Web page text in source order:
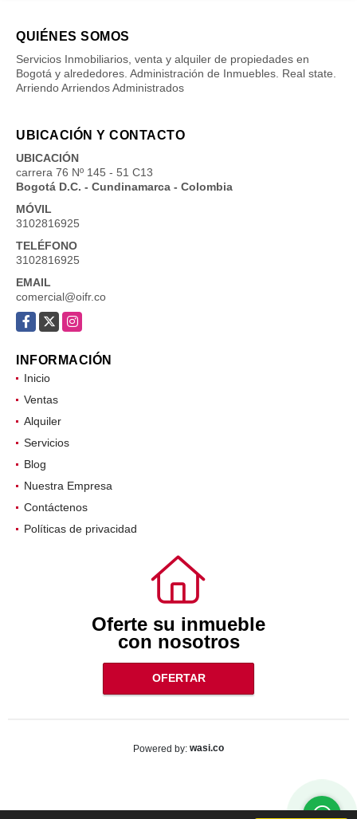
QUIÉNES SOMOS
Servicios Inmobiliarios, venta y alquiler de propiedades en
Bogotá y alrededores. Administración de Inmuebles. Real state.
Arriendo Arriendos Administrados
UBICACIÓN Y CONTACTO
UBICACIÓN
carrera 76 Nº 145 - 51 C13
Bogotá D.C. - Cundinamarca - Colombia
MÓVIL
3102816925
TELÉFONO
3102816925
EMAIL
comercial@oifr.co
Facebook
X Instagram
INFORMACIÓN
Inicio
Ventas
Alquiler
Servicios
Blog
Nuestra Empresa
Contáctenos
Políticas de privacidad
Oferte su inmueble
con nosotros
OFERTAR
Powered by: wasi.co